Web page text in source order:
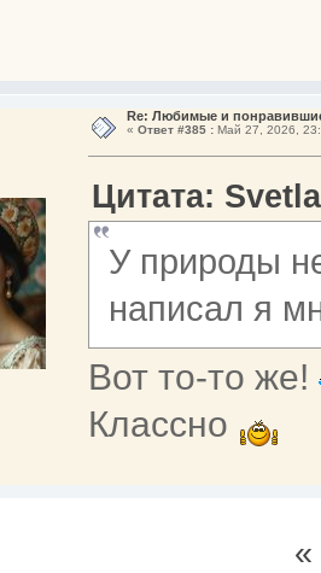
Re: Любимые и
« Ответ #385 :Май 27, 2026,
Цитата:
У природы
написал я
Вот то-то же!
Классно